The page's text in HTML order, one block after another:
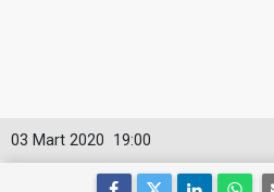
19:00
03 Mart 2020